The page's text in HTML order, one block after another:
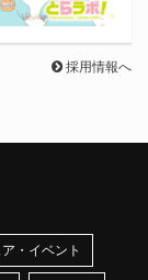
採用情報へ
・イベント